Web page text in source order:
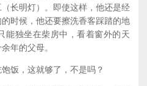
长明灯）。即使这样，他还是经
时候，他还要擦洗香客踩踏的地
能独坐在柴房中，看着窗外的天
年的父母。
，这就够了，不是吗？